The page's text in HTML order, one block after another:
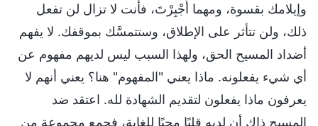
وإيلامك بقسوة، ومهما أُجْبِرْتَ، فأنت لا تزال لن تفعل
ذلك، ولن تتأثر على الإطلاق، وستتمسَّك بموقفك. لا يفهم
أضداد المسيح الحق، ولهذا السبب ليس لديهم مفهوم عن
أي شيء يفعلونه. ماذا يعني "المفهوم" هنا؟ يعني أنهم لا
يعرفون ماذا يفعلون لتقديم الشهادة لله. اعتقد ضد
المسيح ذاك أن لديه قلبًا محبًا للغاية، فجمع مجموعة من